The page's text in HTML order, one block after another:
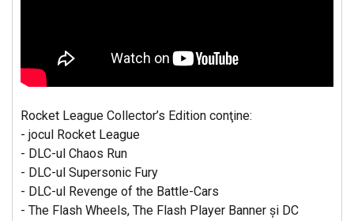
Rocket League Collector’s Edition conţine:
- jocul Rocket League
- DLC-ul Chaos Run
- DLC-ul Supersonic Fury
- DLC-ul Revenge of the Battle-Cars
- The Flash Wheels, The Flash Player Banner şi DC